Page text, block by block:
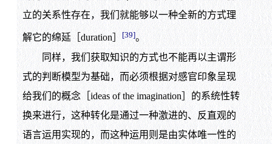
立的关系性存在，我们就能够以一种全新的方式理
解它的绵延［duration］ [39]。
同样，我们获取知识的方式也不能再以主谓形
式的判断模型为基础，而必须根据对感官印象呈现
给我们的概念［ideas of the imagination］的系统性转
换来进行，这种转化是通过一种激进的、反直观的
语言运用实现的，而这种运用则是由实体唯一性的